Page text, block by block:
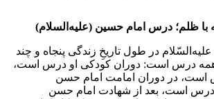
با ظلم؛ درس امام حسین‌ (علیه‌السلام)
در طول تاریخِ زندگی پنجاه و چند
همه درس است: دوران کودکی او درس است،
است، در دوران امامت امام حسن
درس است، بعد از شهادت امام حسن